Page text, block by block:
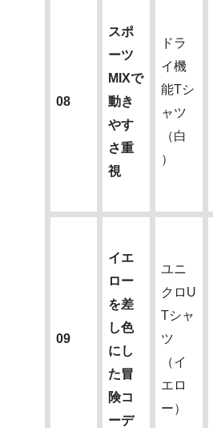
08
スポ
ーツ
MIXで
動き
やす
さ重
視
ドラ
イ機
能Tシ
ャツ
（白
）
09
イエ
ロー
を差
し色
にし
た冒
険コ
ーデ
ユニ
クロU
Tシャ
ツ
（イ
エロ
ー）